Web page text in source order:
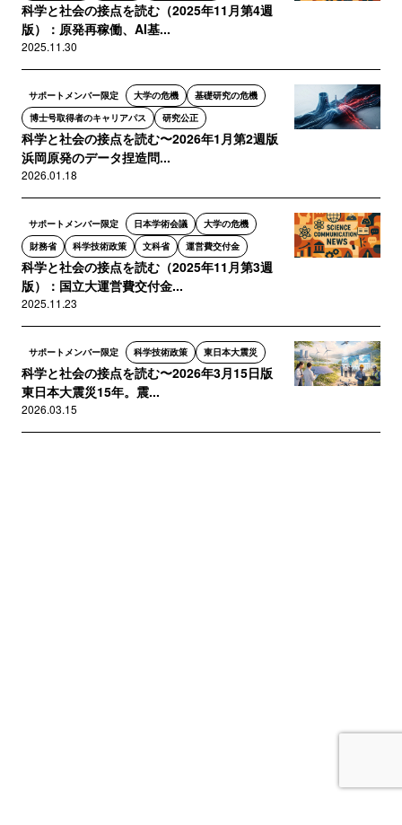
科学と社会の接点を読む（2025年11月第4週
版）：原発再稼働、AI基...
2025.11.30
サポートメンバー限定 大学の危機
基礎研究の危機
博士号取得者のキャリアパス
研究公正
科学と社会の接点を読む〜2026年1月第2週版
浜岡原発のデータ捏造問...
2026.01.18
サポートメンバー限定 日本学術会議
大学の危機
財務省
科学技術政策 文科省 運営費交付金
科学と社会の接点を読む（2025年11月第3週
版）：国立大運営費交付金...
2025.11.23
サポートメンバー限定 科学技術政策 東日本大震災
科学と社会の接点を読む〜2026年3月15日版
東日本大震災15年。震...
2026.03.15